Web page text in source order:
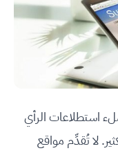
استطلاعات الرأي
لا تُقدِّم مواقع